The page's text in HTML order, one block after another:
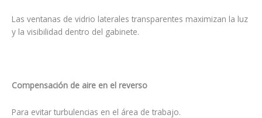
Las ventanas de vidrio laterales transparentes maximizan la luz
y la visibilidad dentro del gabinete.
Compensación de aire en el reverso
Para evitar turbulencias en el área de trabajo.